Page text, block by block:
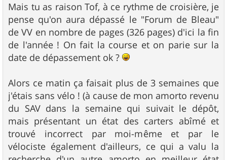
Mais tu as raison Tof, à ce rythme de croisière, je
pense qu'on aura dépassé le "Forum de Bleau"
de VV en nombre de pages (326 pages) d'ici la fin
de l'année ! On fait la course et on parie sur la
date de dépassement ok ?
Alors ce matin ça faisait plus de 3 semaines que
j'étais sans vélo ! (à cause de mon amorto revenu
du SAV dans la semaine qui suivait le dépôt,
mais présentant un état des carters abîmé et
trouvé incorrect par moi-même et par le
vélociste également d'ailleurs, ce qui a valu la